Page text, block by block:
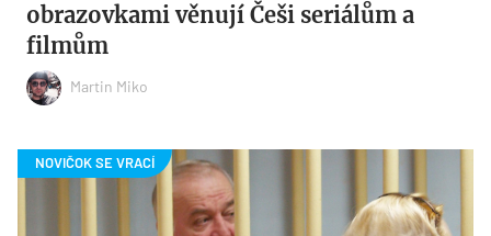
obrazovkami věnují Češi seriálům a
filmům
Martin Miko